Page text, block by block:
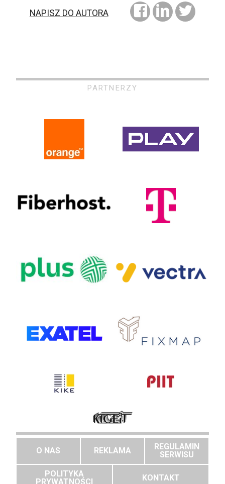
NAPISZ DO AUTORA
PARTNERZY
O NAS REKLAMA
REGULAMIN
SERWISU
POLITYKA
PRYWATNOŚCI
KONTAKT